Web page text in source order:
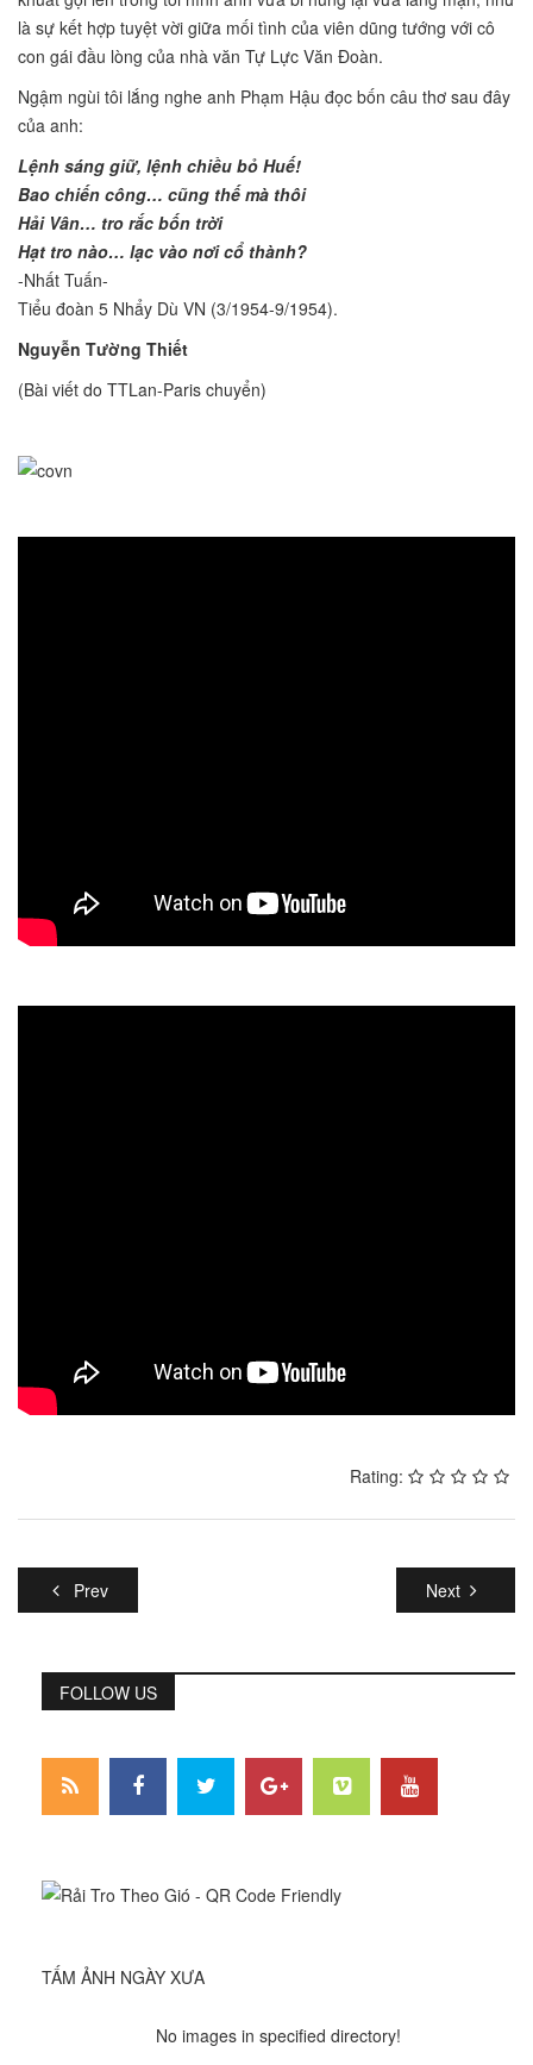
là sự kết hợp tuyệt vời giữa mối tình của viên dũng tướng với cô
con gái đầu lòng của nhà văn Tự Lực Văn Đoàn.
Ngậm ngùi tôi lắng nghe anh Phạm Hậu đọc bốn câu thơ sau đây
của anh:
Lệnh sáng giữ, lệnh chiều bỏ Huế!
Bao chiến công… cũng thế mà thôi
Hải Vân… tro rắc bốn trời
Hạt tro nào… lạc vào nơi cổ thành?
-Nhất Tuấn-
Tiểu đoàn 5 Nhẩy Dù VN (3/1954-9/1954).
Nguyễn Tường Thiết
(Bài viết do TTLan-Paris chuyển)
Rating:
Prev Next
FOLLOW US
TẤM ẢNH NGÀY XƯA
No images in specified directory!